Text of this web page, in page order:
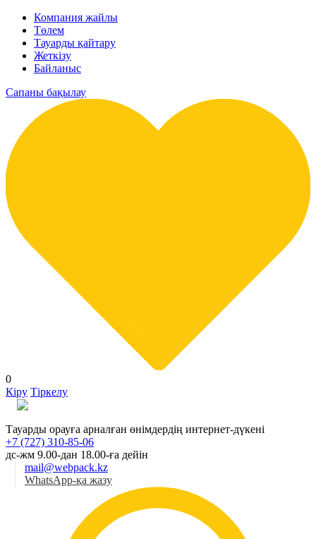
Компания жайлы
Төлем
Тауарды қайтару
Жеткізу
Байланыс
Сапаны бақылау
0
Кіру Тіркелу
Тауарды орауға арналған өнімдердің интернет-дүкені
+7 (727) 310-85-06
дс-жм 9.00-дан 18.00-ға дейін
mail@webpack.kz
WhatsApp-қа жазу